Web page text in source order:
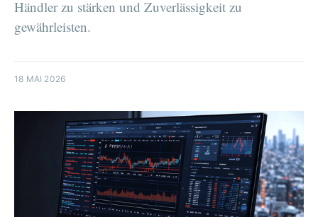
Händler zu stärken und Zuverlässigkeit zu
gewährleisten.
18 MAI 2026